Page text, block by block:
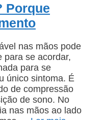
Porque
nas mãos pode
para se acordar,
para se
único sintoma. É
de compressão
de sono. No
nas mãos ao lado